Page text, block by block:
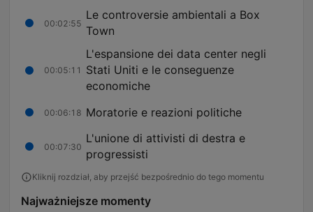
00:02:55
Le controversie ambientali a Box
Town
00:05:11
L'espansione dei data center negli
Stati Uniti e le conseguenze
economiche
00:06:18 Moratorie e reazioni politiche
00:07:30
L'unione di attivisti di destra e
progressisti
Kliknij rozdział, aby przejść bezpośrednio do tego momentu
Najważniejsze momenty